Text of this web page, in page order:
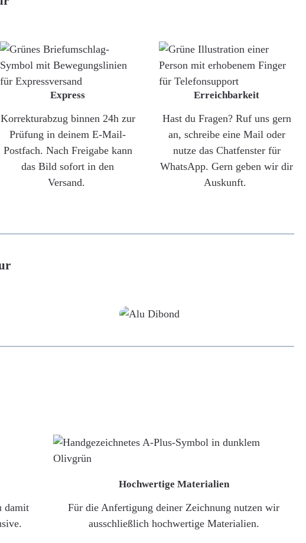
Express
Korrekturabzug binnen 24h zur
Prüfung in deinem E-Mail-
Postfach. Nach Freigabe kann
das Bild sofort in den
Versand.
Erreichbarkeit
Hast du Fragen? Ruf uns gern
an, schreibe eine Mail oder
nutze das Chatfenster für
WhatsApp. Gern geben wir dir
Auskunft.
damit
Hochwertige Materialien
Für die Anfertigung deiner Zeichnung nutzen wir
ausschließlich hochwertige Materialien.